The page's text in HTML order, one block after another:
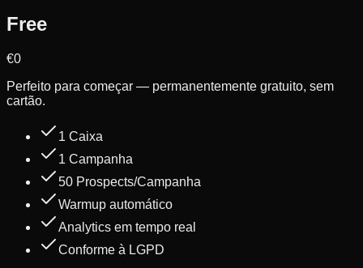
Free
€0
Perfeito para começar — permanentemente gratuito, sem
cartão.
1 Caixa
1 Campanha
50 Prospects/Campanha
Warmup automático
Analytics em tempo real
Conforme à LGPD